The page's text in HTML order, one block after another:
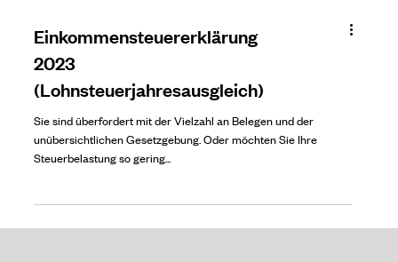
Einkommensteuererklärung
2023
(Lohnsteuerjahresausgleich)
Sie sind überfordert mit der Vielzahl an Belegen und der
unübersichtlichen Gesetzgebung. Oder möchten Sie Ihre
Steuerbelastung so gering...